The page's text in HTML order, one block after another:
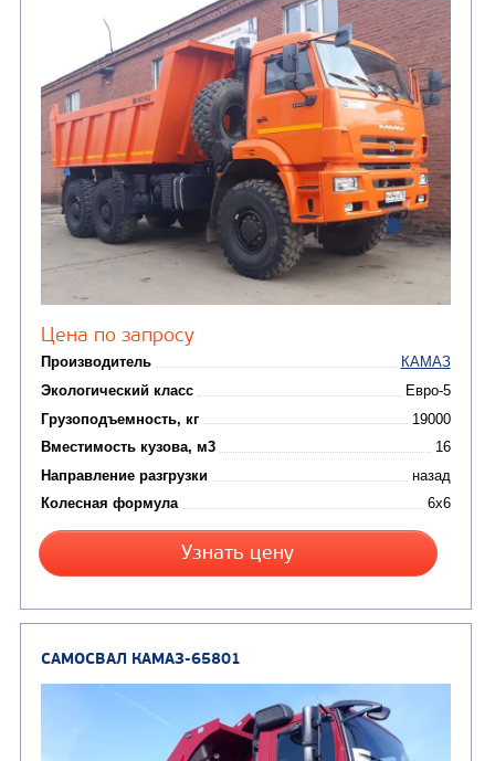
от 5 100 000
₽
Производитель
Экологический класс
Грузоподъемность, кг
Вместимость кузова, м3
Направление разгрузки
Кредит/Лизинг